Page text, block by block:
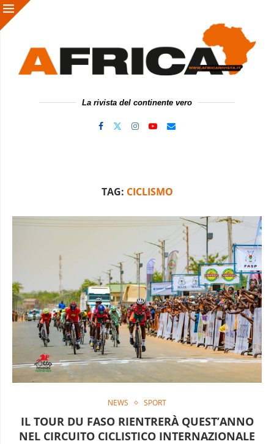
La rivista del continente vero
TAG: CICLISMO
NEWS SPORT
IL TOUR DU FASO RIENTRERÀ QUEST’ANNO
NEL CIRCUITO CICLISTICO INTERNAZIONALE